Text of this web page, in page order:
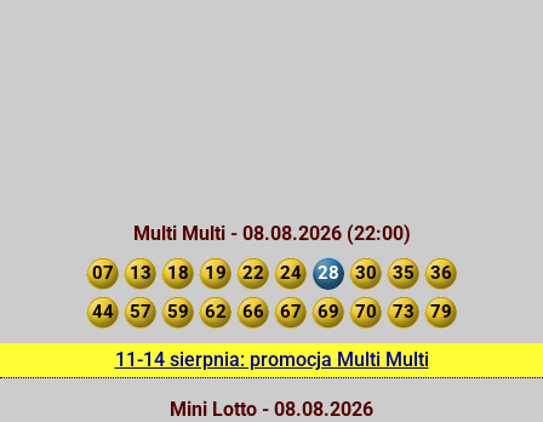
Multi Multi - 08.08.2026 (22:00)
07 13 18 19 22 24 28 30 35
36
44
57 59 62 66 67 69 70 73 79
11-14 sierpnia: promocja Multi Multi
Mini Lotto - 08.08.2026